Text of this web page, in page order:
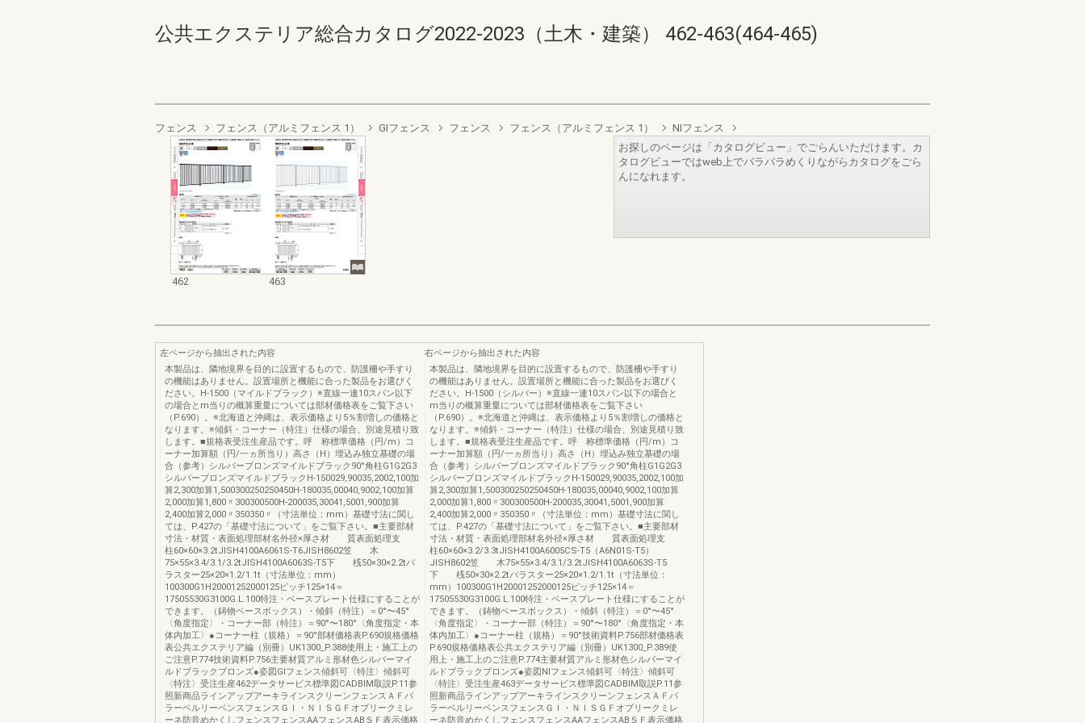
公共エクステリア総合カタログ2022-2023（土木・建築） 462-463(464-465)
フェンス フェンス（アルミフェンス 1） GIフェンス フェンス フェンス（アルミフェンス 1） NIフェンス
462 463
お探しのページは「カタログビュー」でごらんいただけます。カ
タログビューではweb上でパラパラめくりながらカタログをごら
んになれます。
左ページから抽出された内容
本製品は、隣地境界を目的に設置するもので、防護柵や手すり
の機能はありません。設置場所と機能に合った製品をお選びく
ださい。H-1500（マイルドブラック）※直線一連10スパン以下
の場合とm当りの概算重量については部材価格表をご覧下さい
（P.690）。※北海道と沖縄は、表示価格より5％割増しの価格と
なります。※傾斜・コーナー（特注）仕様の場合、別途見積り致
します。■規格表受注生産品です。呼 称標準価格（円/m）コ
ーナー加算額（円/一ヵ所当り）高さ（H）埋込み独立基礎の場
合（参考）シルバーブロンズマイルドブラック90°角柱G1G2G3
シルバーブロンズマイルドブラックH-150029,90035,2002,100加
算2,300加算1,500300250250450H-180035,00040,9002,100加算
2,000加算1,800〃300300500H-200035,30041,5001,900加算
2,400加算2,000〃350350〃（寸法単位：mm）基礎寸法に関し
ては、P.427の「基礎寸法について」をご覧下さい。■主要部材
寸法・材質・表面処理部材名外径×厚さ材 質表面処理支
柱60×60×3.2tJISH4100A6061S-T6JISH8602笠 木
75×55×3.4/3.1/3.2tJISH4100A6063S-T5下 桟50×30×2.2tバ
ラスター25×20×1.2/1.1t（寸法単位：mm）
100300G1H20001252000125ピッチ125×14＝
17505530G3100G.L.100特注・ベースプレート仕様にすることが
できます。（鋳物ベースボックス）・傾斜（特注）＝0°〜45°
〈角度指定〉・コーナー部（特注）＝90°〜180°〈角度指定・本
体内加工〉●コーナー柱（規格）＝90°部材価格表P.690規格価格
表公共エクステリア編（別冊）UK1300_P.388使用上・施工上の
ご注意P.774技術資料P.756主要材質アルミ形材色シルバーマイ
ルドブラックブロンズ●姿図GIフェンス傾斜可〈特注〉傾斜可
〈特注〉受注生産462データサービス標準図CADBIM取説P.11参
照新商品ラインアップアーキラインスクリーンフェンスＡＦパ
ラーベルリーベンスフェンスＧＩ・ＮＩＳＧＦオブリークミレ
ーネ防音めかくしフェンスフェンスAAフェンスABＳＦ表示価格
右ページから抽出された内容
本製品は、隣地境界を目的に設置するもので、防護柵や手すり
の機能はありません。設置場所と機能に合った製品をお選びく
ださい。H-1500（シルバー）※直線一連10スパン以下の場合と
m当りの概算重量については部材価格表をご覧下さい
（P.690）。※北海道と沖縄は、表示価格より5％割増しの価格と
なります。※傾斜・コーナー（特注）仕様の場合、別途見積り致
します。■規格表受注生産品です。呼 称標準価格（円/m）コ
ーナー加算額（円/一ヵ所当り）高さ（H）埋込み独立基礎の場
合（参考）シルバーブロンズマイルドブラック90°角柱G1G2G3
シルバーブロンズマイルドブラックH-150029,90035,2002,100加
算2,300加算1,500300250250450H-180035,00040,9002,100加算
2,000加算1,800〃300300500H-200035,30041,5001,900加算
2,400加算2,000〃350350〃（寸法単位：mm）基礎寸法に関し
ては、P.427の「基礎寸法について」をご覧下さい。■主要部材
寸法・材質・表面処理部材名外径×厚さ材 質表面処理支
柱60×60×3.2/3.3tJISH4100A6005CS-T5（A6N01S-T5）
JISH8602笠 木75×55×3.4/3.1/3.2tJISH4100A6063S-T5
下 桟50×30×2.2tバラスター25×20×1.2/1.1t（寸法単位：
mm）100300G1H20001252000125ピッチ125×14＝
17505530G3100G.L.100特注・ベースプレート仕様にすることが
できます。（鋳物ベースボックス）・傾斜（特注）＝0°〜45°
〈角度指定〉・コーナー部（特注）＝90°〜180°〈角度指定・本
体内加工〉●コーナー柱（規格）＝90°技術資料P.756部材価格表
P.690規格価格表公共エクステリア編（別冊）UK1300_P.389使
用上・施工上のご注意P.774主要材質アルミ形材色シルバーマイ
ルドブラックブロンズ●姿図NIフェンス傾斜可〈特注〉傾斜可
〈特注〉受注生産463データサービス標準図CADBIM取説P.11参
照新商品ラインアップアーキラインスクリーンフェンスＡＦパ
ラーベルリーベンスフェンスＧＩ・ＮＩＳＧＦオブリークミレ
ーネ防音めかくしフェンスフェンスAAフェンスABＳＦ表示価格